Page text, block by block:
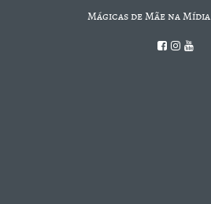
Mágicas de Mãe na Mídia